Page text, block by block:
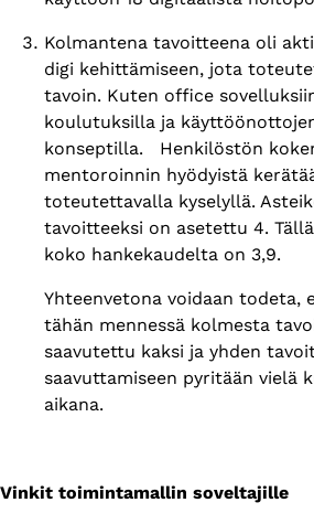
Kolmantena tavoitteena oli
digi kehittämiseen, jota
tavoin. Kuten office
koulutuksilla ja
konseptilla. Henkilöstön
mentoroinnin hyödyistä
toteutettavalla kyselyllä.
tavoitteeksi on asetettu 4.
koko hankekaudelta on 3,9.
Yhteenvetona voidaan todeta,
tähän mennessä kolmesta
saavutettu kaksi ja yhden
saavuttamiseen pyritään vielä
aikana.
Vinkit toimintamallin soveltajille